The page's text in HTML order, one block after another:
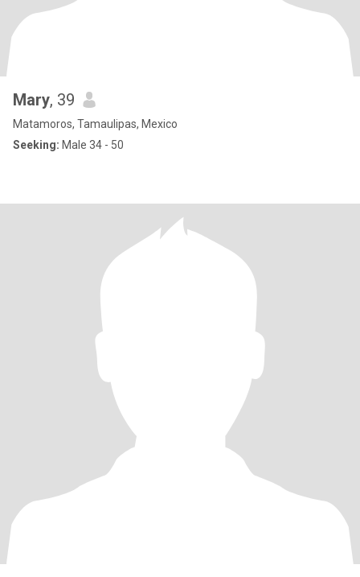
Mary, 39
Matamoros, Tamaulipas, Mexico
Seeking: Male 34 - 50